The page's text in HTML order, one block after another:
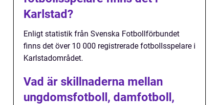
Karlstad?
Enligt statistik från Svenska Fotbollförbundet
finns det över 10 000 registrerade fotbollsspelare i
Karlstadområdet.
Vad är skillnaderna mellan
ungdomsfotboll, damfotboll,